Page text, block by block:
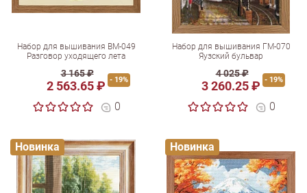
Набор для вышивания ВМ-049
Разговор уходящего лета
3 165 ₽
2 563.65 ₽ - 19%
0
Набор для вышивания ГМ-070
Яузский бульвар
4 025 ₽
3 260.25 ₽ - 19%
0
Новинка Новинка